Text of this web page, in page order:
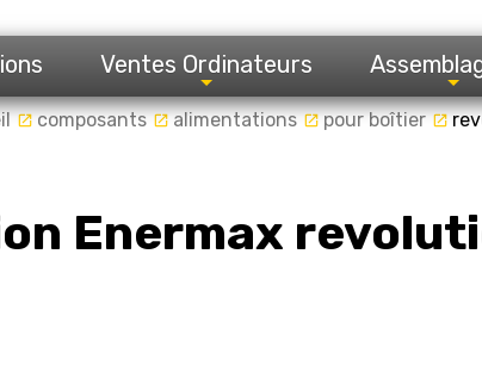
Ventes Ordinateurs
launch composants launch alimentations launch pour boîtier launch
Enermax